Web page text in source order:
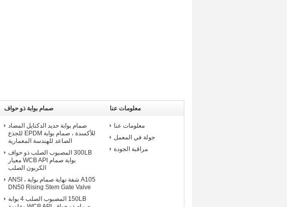
معلومات عنا
معلومات عنا
جولة في المعمل
مراقبة الجودة
صمام بوابة ذو حواف
صمام بوابة حديد الدكتايل المضاد
للأكسدة ، صمام بوابة EPDM للجذع
الصاعد للهندسة المعمارية
300LB المصبوب الصلب ذو حواف
بوابة صمام WCB API معيار
الكربون الصلب
A105 شفة نهاية صمام بوابة ANSI ،
DN50 Rising Stem Gate Valve
150LB المصبوب الصلب 4 بوابة